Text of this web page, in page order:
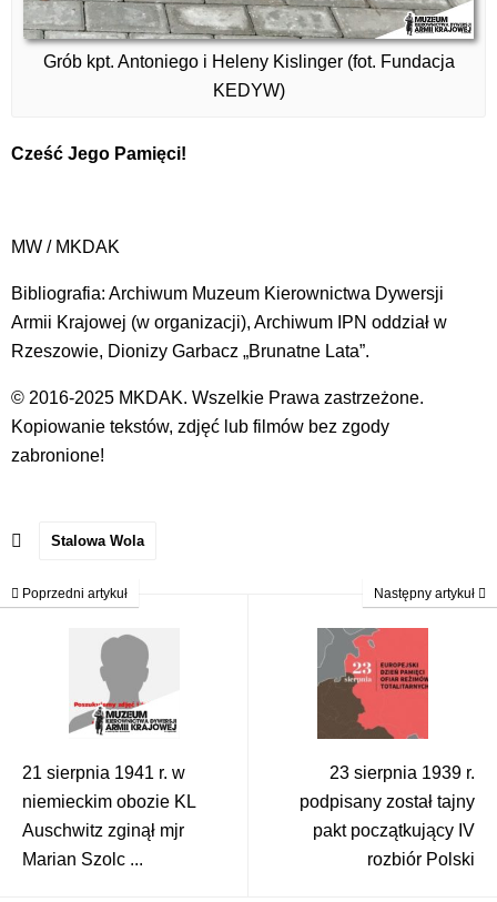
Grób kpt. Antoniego i Heleny Kislinger (fot. Fundacja
KEDYW)
Cześć Jego Pamięci!
MW / MKDAK
Bibliografia: Archiwum Muzeum Kierownictwa Dywersji
Armii Krajowej (w organizacji), Archiwum IPN oddział w
Rzeszowie, Dionizy Garbacz „Brunatne Lata”.
© 2016-2025 MKDAK. Wszelkie Prawa zastrzeżone.
Kopiowanie tekstów, zdjęć lub filmów bez zgody
zabronione!
Stalowa Wola
Poprzedni artykuł
21 sierpnia 1941 r. w
niemieckim obozie KL
Auschwitz zginął mjr
Marian Szolc ...
Następny artykuł
23 sierpnia 1939 r.
podpisany został tajny
pakt początkujący IV
rozbiór Polski